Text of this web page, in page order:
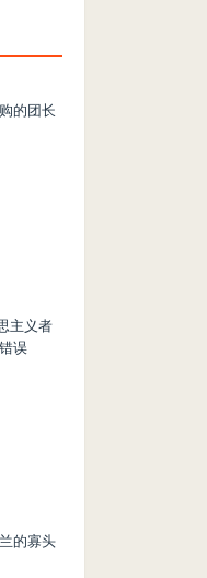
的团长
主义者
误
的寡头